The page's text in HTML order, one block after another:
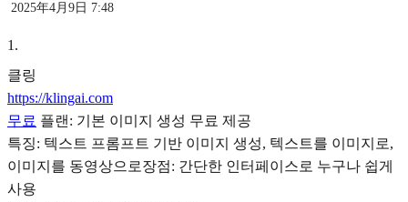
2025年4月9日 7:48
1 .
클링
https://klingai.com
무료 플랜: 기본 이미지 생성 무료 제공
특징: 텍스트 프롬프트 기반 이미지 생성, 텍스트를 이미지로,
이미지를 동영상으로장점: 간단한 인터페이스로 누구나 쉽게
사용